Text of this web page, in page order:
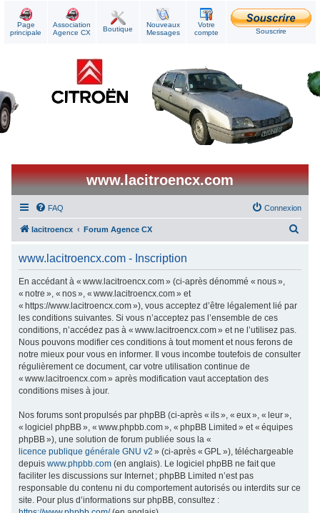
Page
principale
Association
Agence CX
Boutique
Nouveaux
Messages
Votre
compte
Souscrire
www.lacitroencx.com
FAQ Connexion
lacitroencx Forum Agence CX
www.lacitroencx.com - Inscription
En accédant à « www.lacitroencx.com » (ci-après dénommé « nous »,
« notre », « nos », « www.lacitroencx.com » et
« https://www.lacitroencx.com »), vous acceptez d’être légalement lié par
les conditions suivantes. Si vous n’acceptez pas l’ensemble de ces
conditions, n’accédez pas à « www.lacitroencx.com » et ne l’utilisez pas.
Nous pouvons modifier ces conditions à tout moment et nous ferons de
notre mieux pour vous en informer. Il vous incombe toutefois de consulter
régulièrement ce document, car votre utilisation continue de
« www.lacitroencx.com » après modification vaut acceptation des
conditions mises à jour.
Nos forums sont propulsés par phpBB (ci-après « ils », « eux », « leur »,
« logiciel phpBB », « www.phpbb.com », « phpBB Limited » et « équipes
phpBB »), une solution de forum publiée sous la «
licence publique générale GNU v2 » (ci-après « GPL »), téléchargeable
depuiswww.phpbb.com (en anglais). Le logiciel phpBB ne fait que
faciliter les discussions sur Internet ; phpBB Limited n’est pas
responsable du contenu ni du comportement autorisés ou interdits sur ce
site. Pour plus d’informations sur phpBB, consultez :